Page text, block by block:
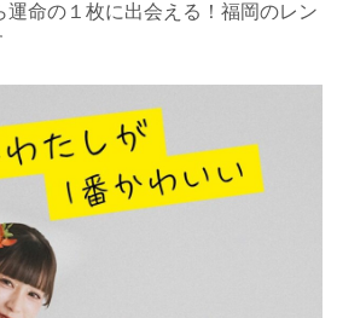
運命の１枚に出会える！福岡のレン